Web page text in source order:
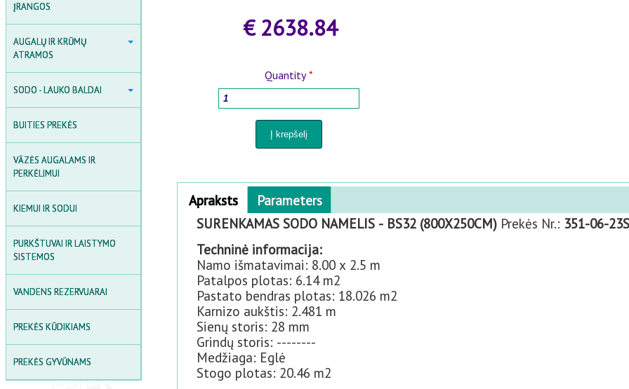
ĮRANGOS
AUGALŲ IR KRŪMŲ
ATRAMOS
AUGALŲ IR KRŪMŲ ATRAMOS
AUGALŲ ATRAMOS
AUGALŲ FIKSAVIMO PRIEDAI
SODO - LAUKO BALDAI
SODO - LAUKO BALDAI
SODO BALDŲ KOMPLEKTAI
LAUKO SKĖČIAI
SODO STALO IR KĖDŽIŲ
KOMPLEKTAI
PIKNIKO STALAI
SANDĖLIAVIMO LENTYNOS
LAUKO DAIKTADĖŽĖS IR
SAUGYKLOS
LAUKO PAVĖSINĖ
BUITIES PREKĖS
VĀZĖS AUGALAMS IR
PERKĖLIMUI
KIEMUI IR SODUI
PURKŠTUVAI IR LAISTYMO
SISTEMOS
VANDENS REZERVUARAI
PREKĖS KŪDIKIAMS
PREKĖS GYVŪNAMS
€ 2638.84
Quantity*
Horizontal Tabs
Apraksts(active
tab)
Parameters
SURENKAMAS SODO NAMELIS - BS32 (800X250CM) Prekės Nr.: 351-06-
Techninė informacija:
Namo išmatavimai: 8.00 x 2.5 m
Patalpos plotas: 6.14 m2
Pastato bendras plotas: 18.026 m2
Karnizo aukštis: 2.481 m
Sienų storis: 28 mm
Grindų storis: --------
Medžiaga: Eglė
Stogo plotas: 20.46 m2